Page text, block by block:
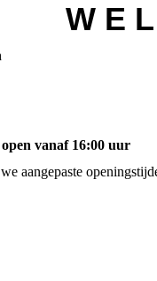
W E
vanaf 16:00 uur
aangepaste